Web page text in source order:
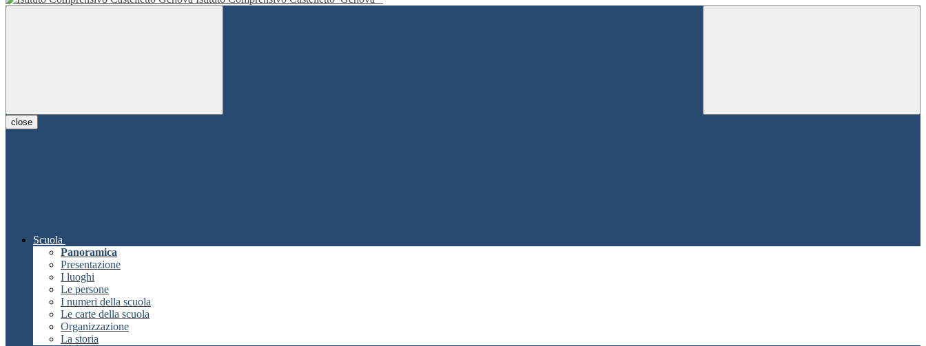
close
Scuola
Panoramica
Presentazione
I luoghi
Le persone
I numeri della scuola
Le carte della scuola
Organizzazione
La storia